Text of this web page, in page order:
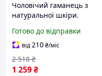
Чоловічий гаманець з
натуральної шкіри.
Шкіряний гаманець
чоловічий портмоне зі
шкіри Чорний
Готово до відправки
від210₴/міс
1 259₴
2 518 ₴